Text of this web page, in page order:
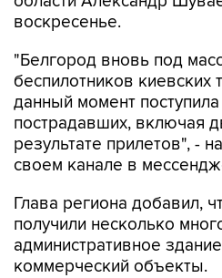
воскресенье.
"Белгород вновь под
беспилотников киевских
данный момент
пострадавших, включая
результате прилетов", -
своем канале в
Глава региона добавил,
получили несколько
административное
коммерческий объекты.